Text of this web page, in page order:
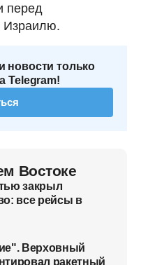
перед
Израилю.
новости только
Telegram!
Востоке
закрыл
все рейсы в
Верховный
ракетный